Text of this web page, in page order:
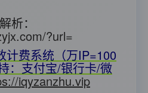
析：
?url=
计费系统（万IP=100
：支付宝/银行卡/微
iqyzanzhu.vip